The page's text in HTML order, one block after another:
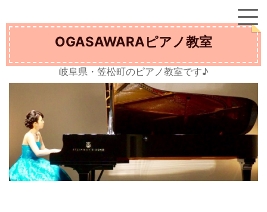
OGASAWARAピアノ教室
岐阜県・笠松町のピアノ教室です♪